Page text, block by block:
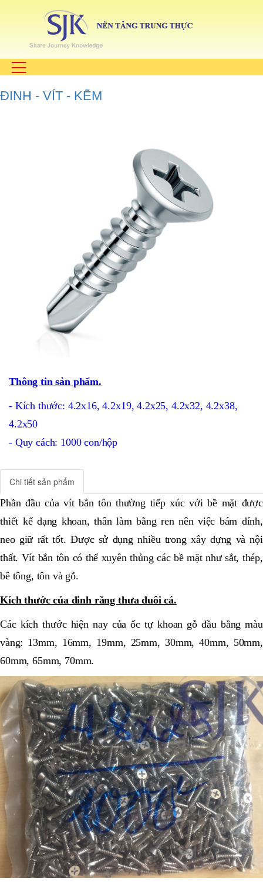
ĐINH - VÍT - KẼM
Thông tin sản phẩm.
- Kích thước: 4.2x16, 4.2x19, 4.2x25, 4.2x32, 4.2x38,
4.2x50
- Quy cách: 1000 con/hộp
Chi tiết sản phẩm
Phần đầu của vít bắn tôn thường tiếp xúc với bề mặt được
thiết kế dạng khoan, thân làm bằng ren nên việc bám dính,
neo giữ rất tốt. Được sử dụng nhiều trong xây dựng và nội
thất. Vít bắn tôn có thể xuyên thủng các bề mặt như sắt, thép,
bê tông, tôn và gỗ.
Kích thước của đinh răng thưa đuôi cá.
Các kích thước hiện nay của ốc tự khoan gỗ đầu bằng màu
vàng: 13mm, 16mm, 19mm, 25mm, 30mm, 40mm, 50mm,
60mm, 65mm, 70mm.